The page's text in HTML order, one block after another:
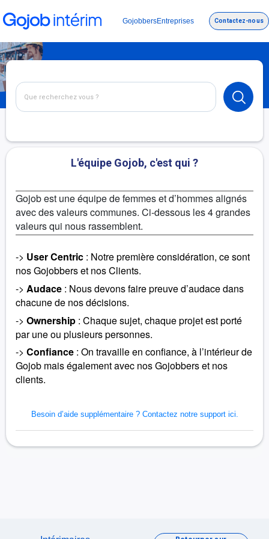
GojobbersEntreprises Contactez-nous
L'équipe Gojob, c'est qui ?
Gojob est une équipe de femmes et d’hommes alignés
avec des valeurs communes. Ci-dessous les 4 grandes
valeurs qui nous rassemblent.
-> User Centric : Notre première considération, ce sont
nos Gojobbers et nos Clients.
-> Audace : Nous devons faire preuve d’audace dans
chacune de nos décisions.
-> Ownership : Chaque sujet, chaque projet est porté
par une ou plusieurs personnes.
-> Confiance : On travaille en confiance, à l’intérieur de
Gojob mais également avec nos Gojobbers et nos
clients.
Besoin d’aide supplémentaire ? Contactez notre support ici.